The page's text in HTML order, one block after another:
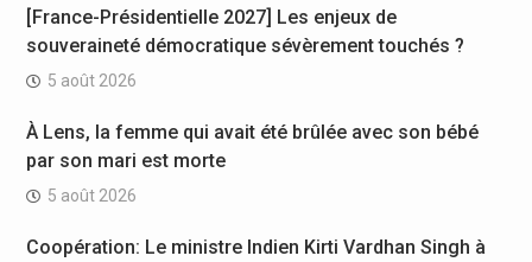
[France-Présidentielle 2027] Les enjeux de
souveraineté démocratique sévèrement touchés ?
5 août 2026
À Lens, la femme qui avait été brûlée avec son bébé
par son mari est morte
5 août 2026
Coopération: Le ministre Indien Kirti Vardhan Singh à